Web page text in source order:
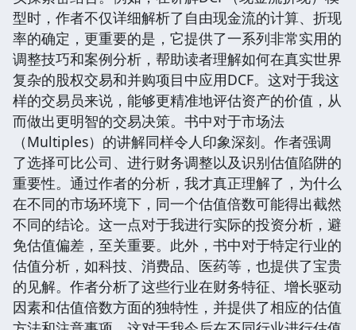
型时，作者不仅详细解析了自由现金流的计算、折现
率的确定，更重要的是，它提供了一系列非常实用的
调整技巧和案例分析，帮助读者理解如何在真实世界
复杂的股权交易和并购项目中应用DCF。这对于我这
样的交易员来说，能够更精准地评估资产的价值，从
而做出更明智的交易决策。书中对于市场法
（Multiples）的讲解同样令人印象深刻。作者强调
了选择可比公司、进行财务调整以及识别估值陷阱的
重要性。通过作者的分析，我才真正理解了，为什么
在不同的市场环境下，同一个估值倍数可能得出截然
不同的结论。这一点对于我进行实际的投资分析，避
免估值偏差，至关重要。此外，书中对于特定行业的
估值分析，如科技、消费品、医药等，也提供了宝贵
的见解。作者分析了这些行业在财务特征、增长驱动
因素和估值倍数方面的独特性，并提供了相应的估值